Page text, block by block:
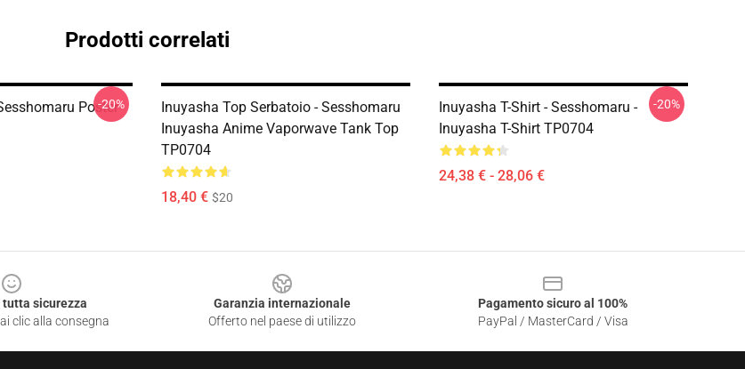
Prodotti correlati
Poster
-20%
Inuyasha Top Serbatoio - Sesshomaru
Inuyasha Anime Vaporwave Tank Top
TP0704
18,40 € $20
Inuyasha T-Shirt - Sesshomaru -
Inuyasha T-Shirt TP0704
24,38 € - 28,06 €
-20%
sicurezza
clic alla consegna
Garanzia internazionale
Offerto nel paese di utilizzo
Pagamento sicuro al 100%
PayPal / MasterCard / Visa